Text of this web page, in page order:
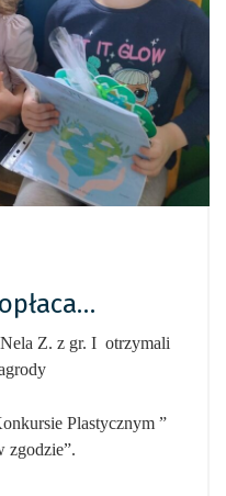
Z. z gr. I otrzymali
Plastycznym ”
zgodzie”.